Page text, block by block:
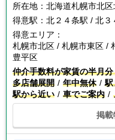
所在地： 北海道札幌市北
得意駅： 北２４条駅 / 北３
得意エリア：
札幌市北区 / 札幌市東区 /
豊平区
仲介手数料が家賃の半月
多店舗展開
年中無休 駅
駅から近い
車でご案内
掲載